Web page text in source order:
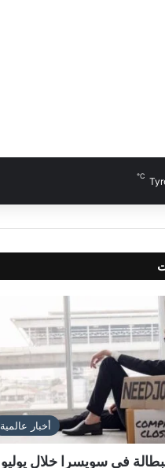
℃
أخبار عالمية
في سويسرا خلال يوليو